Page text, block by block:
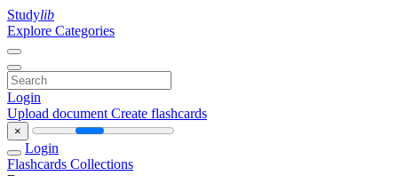
Studylib
Explore Categories
Login
Upload document Create flashcards
×
Login
Flashcards Collections